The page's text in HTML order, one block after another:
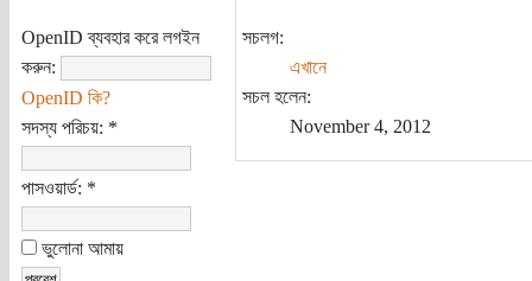
OpenID ব্যবহার করে লগইন
করুন:
OpenID কি?
সদস্য পরিচয়: *
পাসওয়ার্ড: *
ভুলোনা আমায়
সচলগ:
এখানে
সচল হলেন:
November 4, 2012